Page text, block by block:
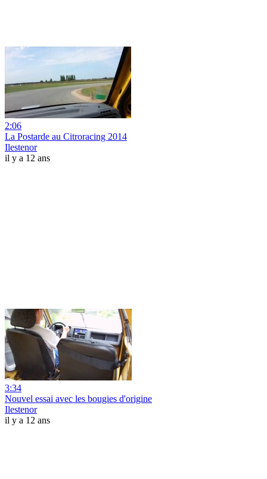
2:06
La Postarde au Citroracing 2014
Ilestenor
il y a 12 ans
3:34
Nouvel essai avec les bougies d'origine
Ilestenor
il y a 12 ans